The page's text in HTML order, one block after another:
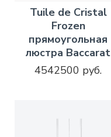
Tuile de Cristal
Frozen
прямоугольная
люстра Baccarat
4542500 руб.